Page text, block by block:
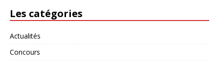
Les catégories
Actualités
Concours